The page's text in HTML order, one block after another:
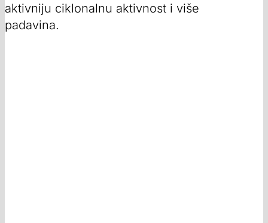
aktivniju ciklonalnu aktivnost i više
padavina.